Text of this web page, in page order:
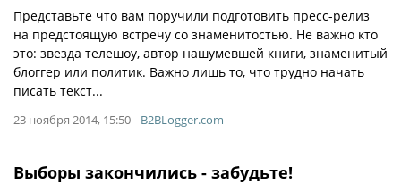
Представьте что вам поручили подготовить пресс-релиз
на предстоящую встречу со знаменитостью. Не важно кто
это: звезда телешоу, автор нашумевшей книги, знаменитый
блоггер или политик. Важно лишь то, что трудно начать
писать текст...
23 ноября 2014, 15:50 B2BLogger.com
Выборы закончились - забудьте!